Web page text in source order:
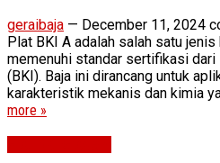
geraibaja — December 11, 2024
Plat BKI A adalah salah satu
memenuhi standar sertifikasi
(BKI). Baja ini dirancang untuk
karakteristik mekanis dan kimia
more »